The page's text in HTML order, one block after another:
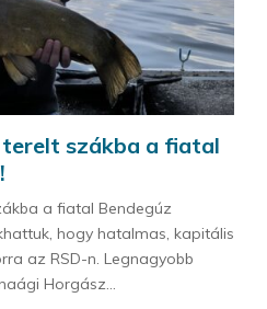
szákba a fiatal
a fiatal Bendegúz
hogy hatalmas, kapitális
az RSD-n. Legnagyobb
Horgász...